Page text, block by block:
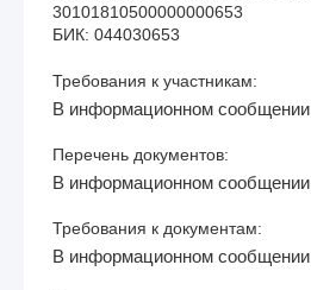
30101810500000000653
Требования к участникам:
В информационном сообщении
Перечень документов:
В информационном сообщении
Требования к документам:
В информационном сообщении